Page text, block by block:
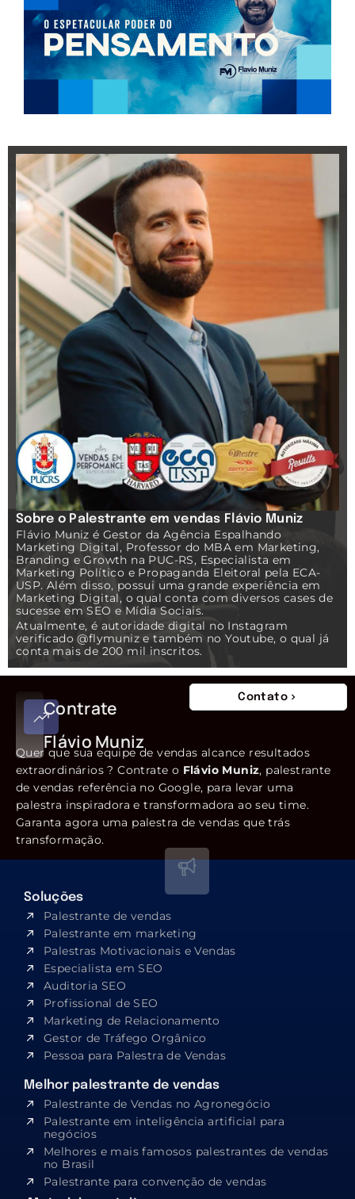
Sobre o Palestrante em vendas Flávio Muniz
Flávio Muniz é Gestor da Agência Espalhando
Marketing Digital, Professor do MBA em Marketing,
Branding e Growth na PUC-RS, Especialista em
Marketing Político e Propaganda Eleitoral pela ECA-
USP. Além disso, possui uma grande experiência em
Marketing Digital, o qual conta com diversos cases de
sucesse em SEO e Mídia Sociais.
Atualmente, é autoridade digital no Instagram
verificado @flymuniz e também no Youtube, o qual já
conta mais de 200 mil inscritos.
Contrate
Flávio Muniz
Contato
Quer que sua equipe de vendas alcance resultados
extraordinários ? Contrate o Flávio Muniz, palestrante
de vendas referência no Google, para levar uma
palestra inspiradora e transformadora ao seu time.
Garanta agora uma palestra de vendas que trás
transformação.
Soluções
Palestrante de vendas
Palestrante em marketing
Palestras Motivacionais e Vendas
Especialista em SEO​
Auditoria SEO
Profissional de SEO
Marketing de Relacionamento
Gestor de Tráfego Orgânico
Pessoa para Palestra de Vendas
Melhor palestrante de vendas
Palestrante de Vendas no Agronegócio
Palestrante em inteligência artificial para
negócios
Melhores e mais famosos palestrantes de vendas
no Brasil
Palestrante para convenção de vendas